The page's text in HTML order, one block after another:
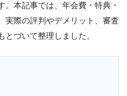
。本記事では、年会費・特典・
実際の評判やデメリット、審査
づいて整理しました。